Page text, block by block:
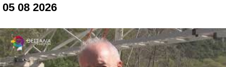
05 08 2026